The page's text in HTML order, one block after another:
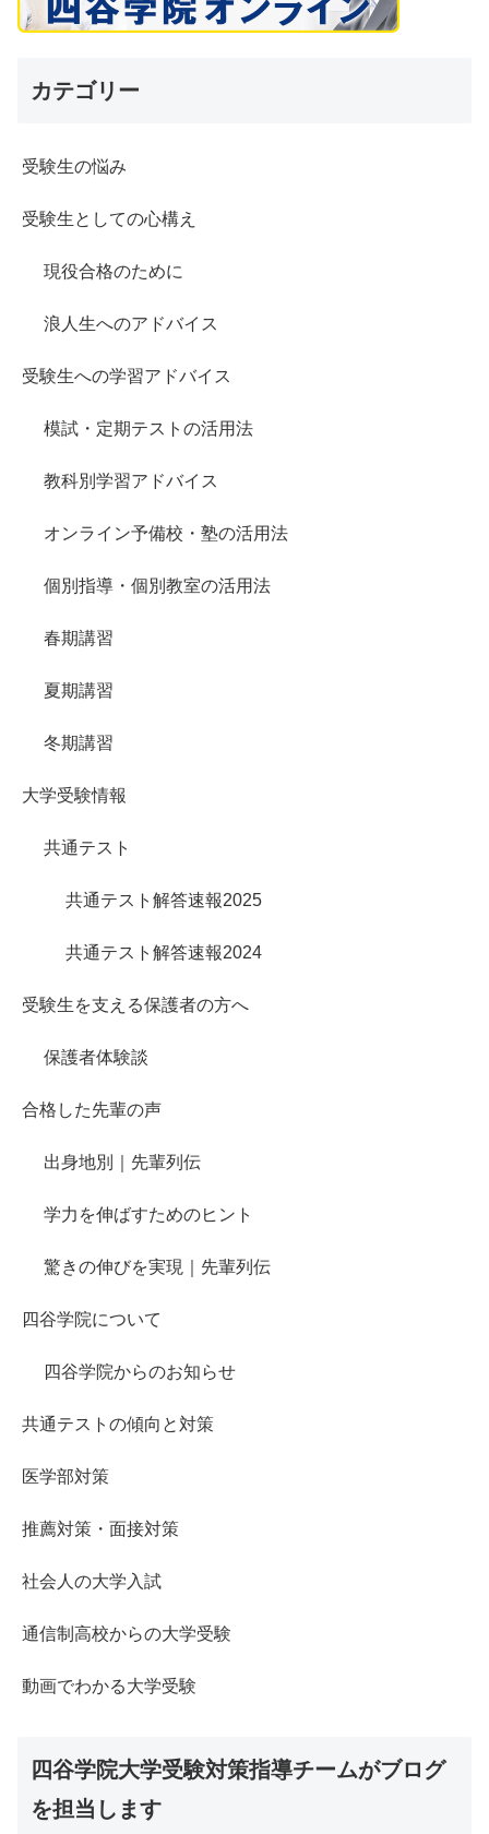
カテゴリー
受験生の悩み
受験生としての心構え
現役合格のために
浪人生へのアドバイス
受験生への学習アドバイス
模試・定期テストの活用法
教科別学習アドバイス
オンライン予備校・塾の活用法
個別指導・個別教室の活用法
春期講習
夏期講習
冬期講習
大学受験情報
共通テスト
共通テスト解答速報2025
共通テスト解答速報2024
受験生を支える保護者の方へ
保護者体験談
合格した先輩の声
出身地別｜先輩列伝
学力を伸ばすためのヒント
驚きの伸びを実現｜先輩列伝
四谷学院について
四谷学院からのお知らせ
共通テストの傾向と対策
医学部対策
推薦対策・面接対策
社会人の大学入試
通信制高校からの大学受験
動画でわかる大学受験
四谷学院大学受験対策指導チームがブログ
を担当します